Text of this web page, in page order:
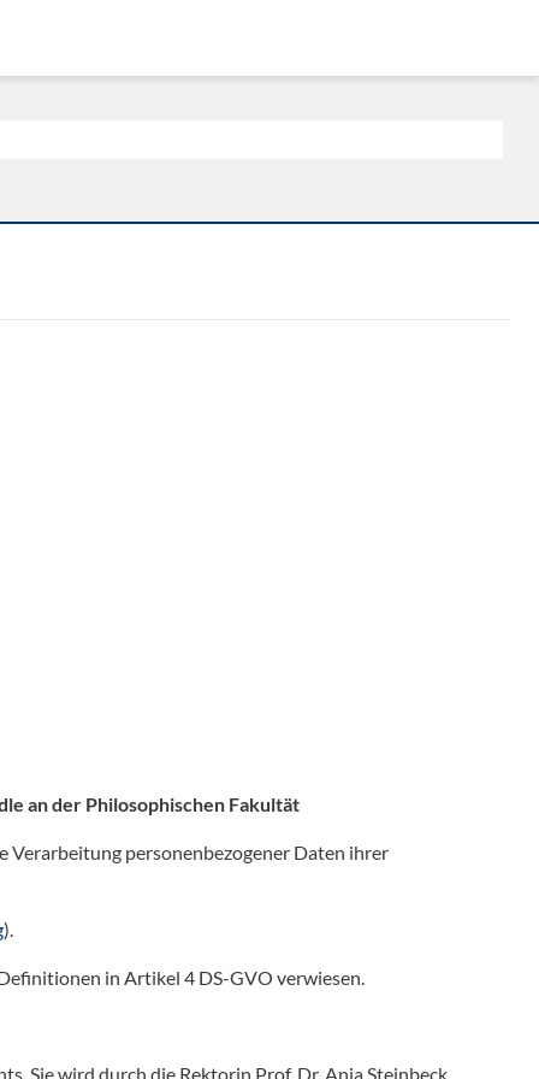
an der Philosophischen Fakultät
personenbezogener Daten ihrer
).
in Artikel 4 DS-GVO verwiesen.
Sie wird durch die Rektorin Prof. Dr. Anja Steinbeck